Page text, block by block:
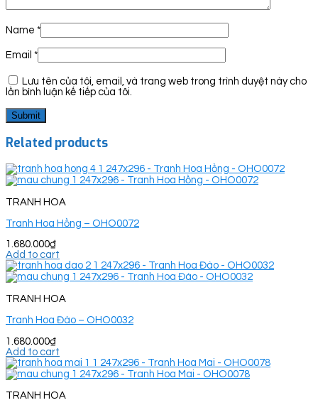
Name *
Email *
Lưu tên của tôi, email, và trang web trong trình duyệt này cho
lần bình luận kế tiếp của tôi.
Related products
TRANH HOA
Tranh Hoa Hồng – OHO0072
1.680.000₫
Add to cart
TRANH HOA
Tranh Hoa Đào – OHO0032
1.680.000₫
Add to cart
TRANH HOA